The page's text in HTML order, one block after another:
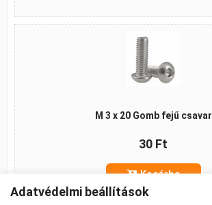
M 3 x 20 Gomb fejű csavar
30 Ft
Kosárba
Adatvédelmi beállítások